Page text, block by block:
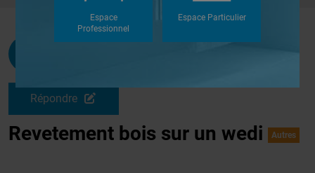
Mathieucanguilhem
Répondre
Revetement bois sur un wedi Autres
Espace
Professionnel
Espace Particulier